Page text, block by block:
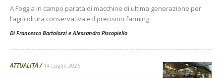
A Foggia in campo parata di macchine di ultima generazione per
l’agricoltura conservativa e il precision farming
Di Francesco Bartolozzi e Alessandro Piscopiello
ATTUALITÀ 14 Luglio 2026